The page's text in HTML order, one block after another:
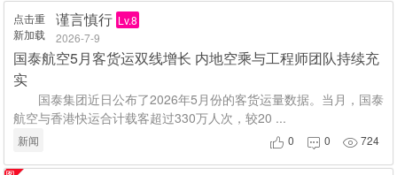
点击重
新加载
谨言慎行 Lv.8
2026-7-9
国泰航空5月客货运双线增长 内地空乘与工程师团队持续充
实
国泰集团近日公布了2026年5月份的客货运量数据。当月，国泰
航空与香港快运合计载客超过330万人次，较20 ...
新闻  0  0 724